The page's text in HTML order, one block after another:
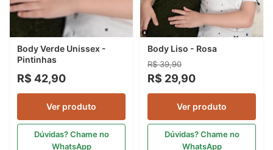
Body Verde Unissex -
Pintinhas
R$ 42,90
Ver produto
Dúvidas? Chame no
WhatsApp
Body Liso - Rosa
R$ 39,90
R$ 29,90
Ver produto
Dúvidas? Chame no
WhatsApp